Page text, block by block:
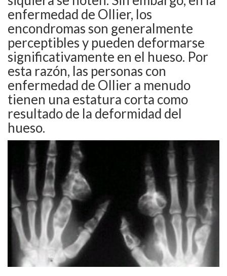
enfermedad de Ollier, los
encondromas son generalmente
perceptibles y pueden deformarse
significativamente en el hueso. Por
esta razón, las personas con
enfermedad de Ollier a menudo
tienen una estatura corta como
resultado de la deformidad del
hueso.